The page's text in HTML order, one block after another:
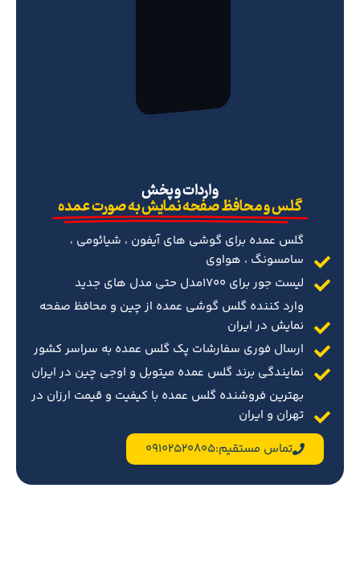
‌واردات و پخش
گلس و محافظ صفحه نمایش به صورت عمده
گلس عمده برای گوشی های آیفون ، شیائومی ،
سامسونگ ، هواوی
لیست جور برای 1700مدل حتی مدل های جدید
وارد کننده گلس گوشی عمده از چین و محافظ صفحه
نمایش در ایران
ارسال فوری سفارشات پک گلس عمده به سراسر کشور
نمایندگی برند گلس عمده میتوبل و اوجی چین در ایران
بهترین فروشنده گلس عمده با کیفیت و قیمت ارزان در
تهران و ایران
تماس مستقیم:09102520805